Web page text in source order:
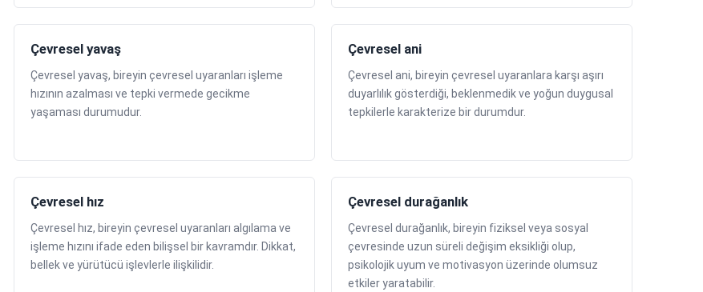
Çevresel yavaş
Çevresel yavaş, bireyin çevresel uyaranları işleme
hızının azalması ve tepki vermede gecikme
yaşaması durumudur.
Çevresel ani
Çevresel ani, bireyin çevresel uyaranlara karşı aşırı
duyarlılık gösterdiği, beklenmedik ve yoğun duygusal
tepkilerle karakterize bir durumdur.
Çevresel hız
Çevresel hız, bireyin çevresel uyaranları algılama ve
işleme hızını ifade eden bilişsel bir kavramdır. Dikkat,
bellek ve yürütücü işlevlerle ilişkilidir.
Çevresel durağanlık
Çevresel durağanlık, bireyin fiziksel veya sosyal
çevresinde uzun süreli değişim eksikliği olup,
psikolojik uyum ve motivasyon üzerinde olumsuz
etkiler yaratabilir.